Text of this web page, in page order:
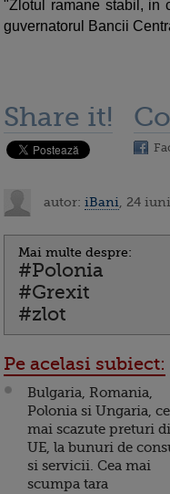
"Zlotul ramane stabil, in
guvernatorul Bancii
Share it!
autor: iBani , 24
Mai multe despre:
#Polonia
#Grexit
#zlot
Pe acelasi subiect:
Bulgaria, Romania,
Polonia si Ungaria,
mai scazute preturi
UE, la bunuri de
si servicii. Cea mai
scumpa tara